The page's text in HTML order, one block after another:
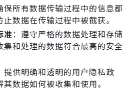
保所有数据传输过程中的信息都
数据在传输过程中被截获。
准：遵守严格的数据处理和存储
集和处理的数据符合最高的安全
提供明确和透明的用户隐私政
数据如何被收集和使用。